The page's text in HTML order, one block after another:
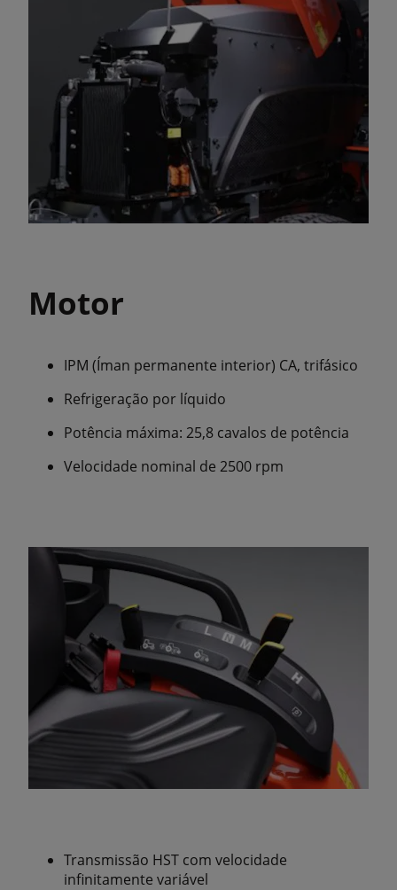
Motor
IPM (Íman permanente interior) CA, trifásico
Refrigeração por líquido
Potência máxima: 25,8 cavalos de potência
Velocidade nominal de 2500 rpm
Transmissão HST com velocidade
infinitamente variável